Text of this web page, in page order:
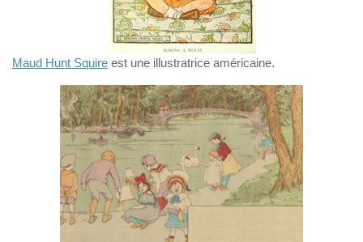
Maud Hunt Squire est une illustratrice américaine.